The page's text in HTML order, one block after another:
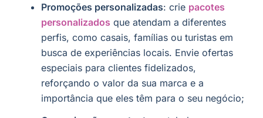
Promoções personalizadas: crie pacotes
personalizados que atendam a diferentes
perfis, como casais, famílias ou turistas em
busca de experiências locais. Envie ofertas
especiais para clientes fidelizados,
reforçando o valor da sua marca e a
importância que eles têm para o seu negócio;